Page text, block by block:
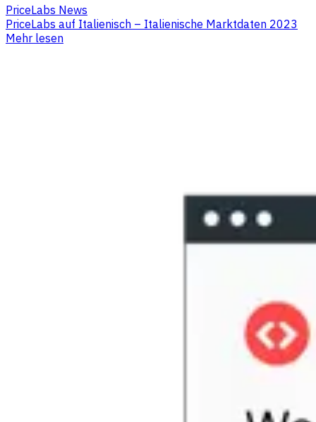
PriceLabs News
PriceLabs auf Italienisch – Italienische Marktdaten 2023
Mehr lesen